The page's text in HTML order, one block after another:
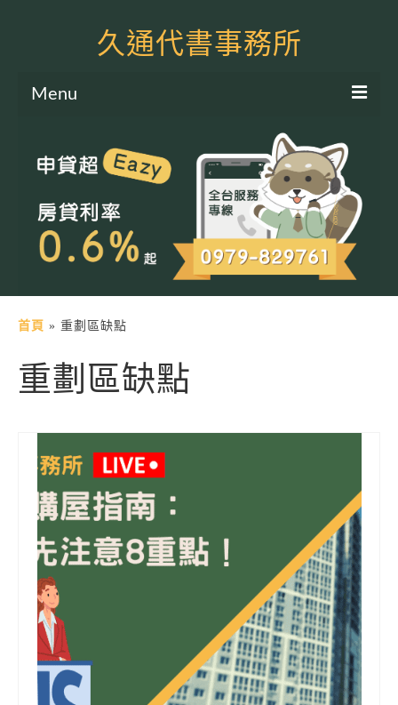
久通代書事務所
Menu
土地二胎申貸
房屋二胎申貸
軍公教貸款
土地貸款
房屋貸款
信用貸款
代書貸款
精選知識
銀行貸款
其他貸款
久通專欄
生活理財
首頁 » 重劃區缺點
重劃區缺點